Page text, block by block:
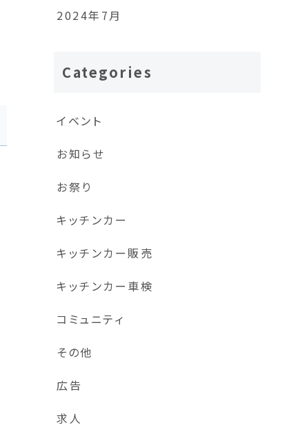
2024年7月
Categories
イベント
お知らせ
お祭り
キッチンカー
キッチンカー販売
キッチンカー車検
コミュニティ
その他
広告
求人